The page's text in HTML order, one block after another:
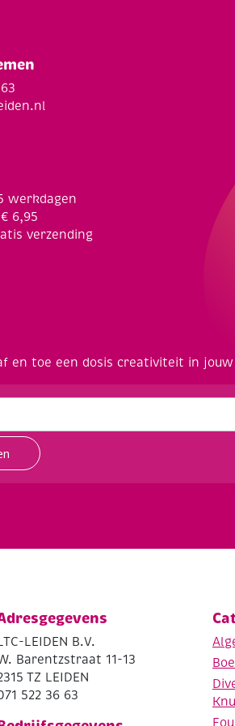
werkdagen
6,95
verzending
en toe een dosis creativiteit in jouw
LEIDEN B.V.
Barentzstraat 11-13
TZ LEIDEN
522 36 63